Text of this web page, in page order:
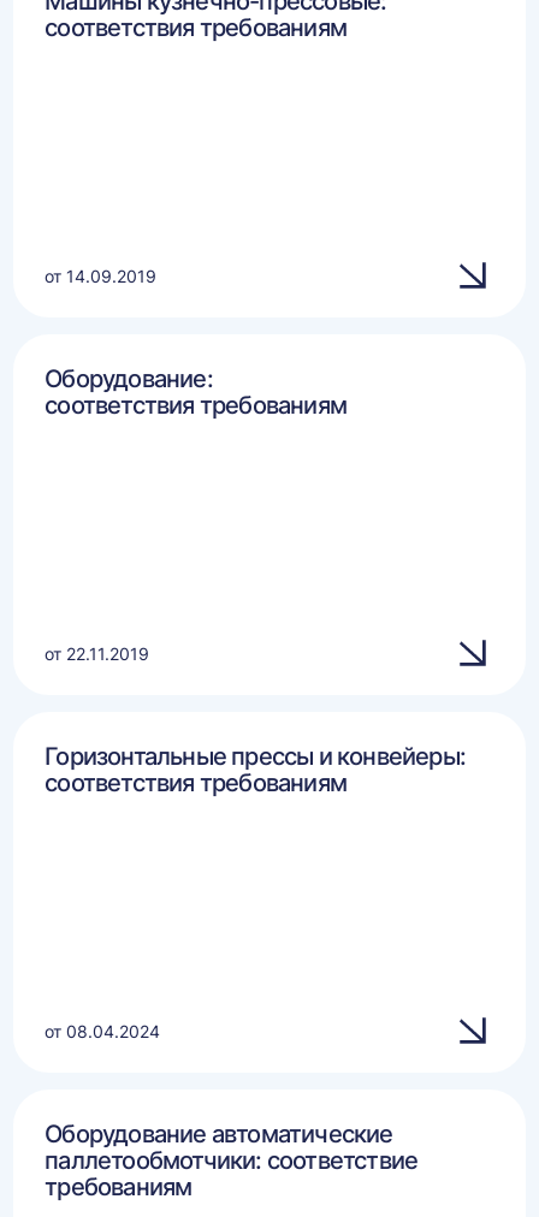
соответствия требованиям
от 14.09.2019
Оборудование:
соответствия требованиям
от 22.11.2019
Горизонтальные прессы и конвейеры:
соответствия требованиям
от 08.04.2024
Оборудование автоматические
паллетообмотчики: соответствие
требованиям